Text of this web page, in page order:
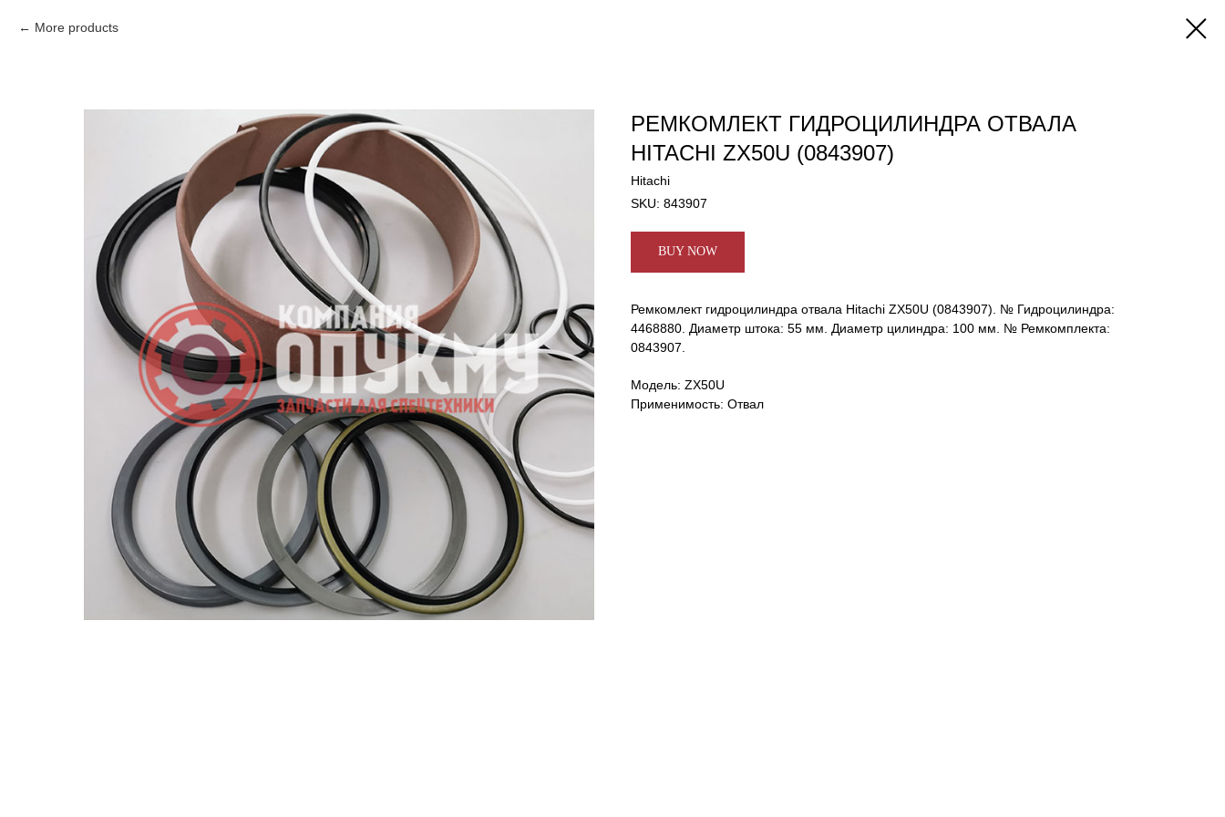
More products
РЕМКОМЛЕКТ ГИДРОЦИЛИНДРА ОТВАЛА
HITACHI ZX50U (0843907)
Hitachi
SKU: 843907
BUY NOW
Ремкомлект гидроцилиндра отвала Hitachi ZX50U (0843907). № Гидроцилиндра:
4468880. Диаметр штока: 55 мм. Диаметр цилиндра: 100 мм. № Ремкомплекта:
0843907.
Модель: ZX50U
Применимость: Отвал